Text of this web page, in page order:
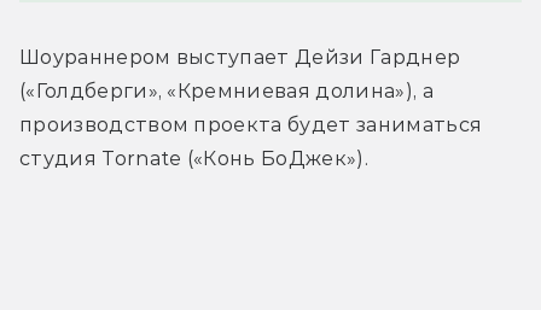
Шоураннером выступает Дейзи Гарднер
(«Голдберги», «Кремниевая долина»), а
производством проекта будет заниматься
студия Tornate («Конь БоДжек») .